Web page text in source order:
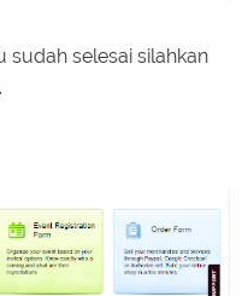
sudah selesai silahkan